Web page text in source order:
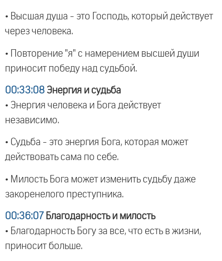
• Высшая душа - это Господь, который действует
через человека.
• Повторение "я" с намерением высшей души
приносит победу над судьбой.
00:33:08 Энергия и судьба
• Энергия человека и Бога действует
независимо.
• Судьба - это энергия Бога, которая может
действовать сама по себе.
• Милость Бога может изменить судьбу даже
закоренелого преступника.
00:36:07 Благодарность и милость
• Благодарность Богу за все, что есть в жизни,
приносит больше.